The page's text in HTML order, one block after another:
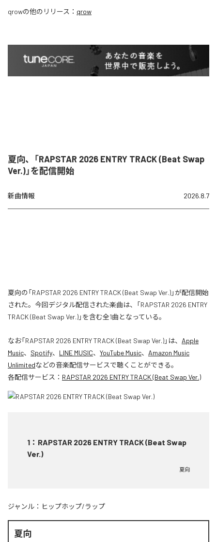
qrowの他のリリース： qrow
夏向、「RAPSTAR 2026 ENTRY TRACK (Beat Swap
Ver.)」を配信開始
新曲情報 2026.8.7
夏向の「RAPSTAR 2026 ENTRY TRACK (Beat Swap Ver.)」が配信開始
された。今回デジタル配信された楽曲は、「RAPSTAR 2026 ENTRY
TRACK (Beat Swap Ver.)」を含む全1曲となっている。
なお「RAPSTAR 2026 ENTRY TRACK (Beat Swap Ver.)」は、 Apple
Music、 Spotify、 LINE MUSIC、 YouTube Music、 Amazon Music
Unlimitedなどの音楽配信サービスで聴くことができる。
各配信サービス： RAPSTAR 2026 ENTRY TRACK (Beat Swap Ver.)
1 ： RAPSTAR 2026 ENTRY TRACK (Beat Swap
Ver.)
夏向
ジャンル： ヒップホップ/ラップ
夏向